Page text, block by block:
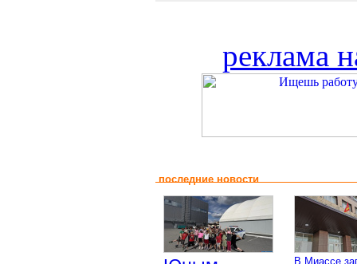
реклама
последние новости
В Миассе